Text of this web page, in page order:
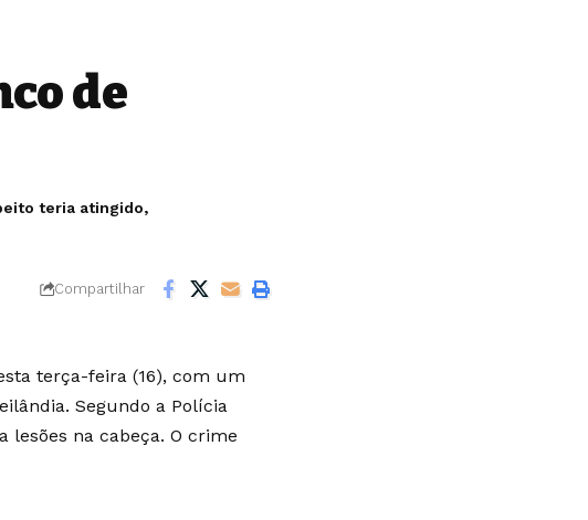
de
teria atingido,
Compartilhar
terça-feira (16), com um
Segundo a Polícia
lesões na cabeça. O crime